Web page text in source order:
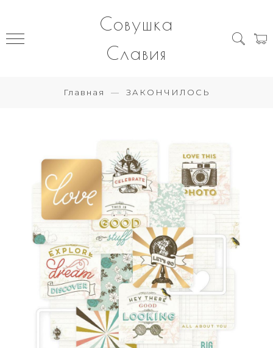
Совушка
Славия
Главная ЗАКОНЧИЛОСЬ